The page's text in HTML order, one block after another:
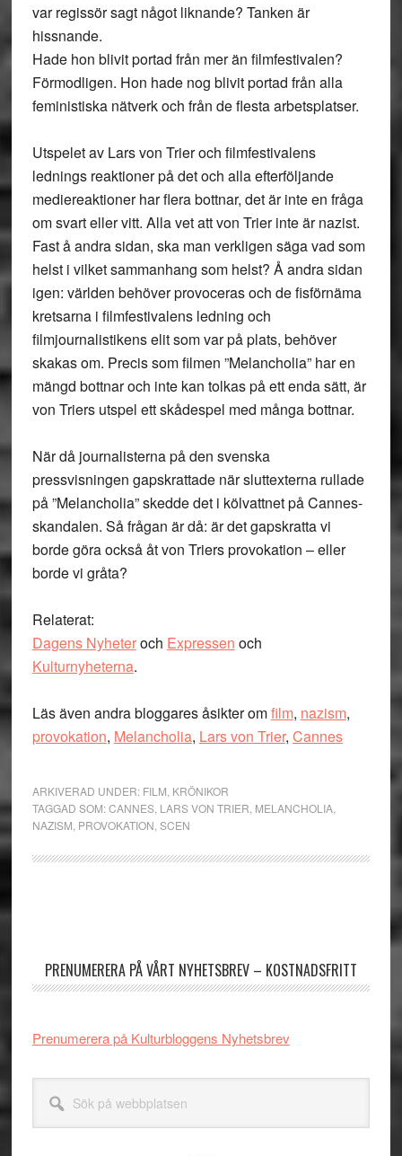
var regissör sagt något liknande? Tanken är
hissnande.
Hade hon blivit portad från mer än filmfestivalen?
Förmodligen. Hon hade nog blivit portad från alla
feministiska nätverk och från de flesta arbetsplatser.
Utspelet av Lars von Trier och filmfestivalens
lednings reaktioner på det och alla efterföljande
mediereaktioner har flera bottnar, det är inte en fråga
om svart eller vitt. Alla vet att von Trier inte är nazist.
Fast å andra sidan, ska man verkligen säga vad som
helst i vilket sammanhang som helst? Å andra sidan
igen: världen behöver provoceras och de fisförnäma
kretsarna i filmfestivalens ledning och
filmjournalistikens elit som var på plats, behöver
skakas om. Precis som filmen ”Melancholia” har en
mängd bottnar och inte kan tolkas på ett enda sätt, är
von Triers utspel ett skådespel med många bottnar.
När då journalisterna på den svenska
pressvisningen gapskrattade när sluttexterna rullade
på ”Melancholia” skedde det i kölvattnet på Cannes-
skandalen. Så frågan är då: är det gapskratta vi
borde göra också åt von Triers provokation – eller
borde vi gråta?
Relaterat:
Dagens Nyheteroch Expressen och
Kulturnyheterna.
Läs även andra bloggares åsikter omfilm, nazism,
provokation, Melancholia, Lars von Trier, Cannes
ARKIVERAD UNDER: FILM KRÖNIKOR
TAGGAD SOM:CANNES, LARS VON TRIER MELANCHOLIA,
NAZISM PROVOKATION SCEN
PRENUMERERA PÅ VÅRT NYHETSBREV – KOSTNADSFRITT
Prenumerera på Kulturbloggens Nyhetsbrev
webbplatsen